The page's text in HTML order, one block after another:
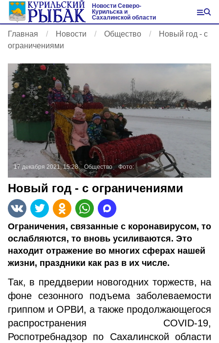
Новости Северо-
Курильска и
Сахалинской области
Главная Новости Общество
Новый год - с
ограничениями
17 декабря 2021, 15:28 Общество Фото:
Новый год - с ограничениями
Ограничения, связанные с коронавирусом, то
ослабляются, то вновь усиливаются. Это
находит отражение во многих сферах нашей
жизни, праздники как раз в их числе.
Так, в преддверии новогодних торжеств, на
фоне сезонного подъема заболеваемости
гриппом и ОРВИ, а также продолжающегося
распространения COVID-19,
Роспотребнадзор по Сахалинской области